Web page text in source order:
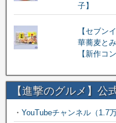
子】
【セブン
華蕎麦と
【新作コ
【進撃のグルメ】公
・ YouTubeチャンネル（1.7万